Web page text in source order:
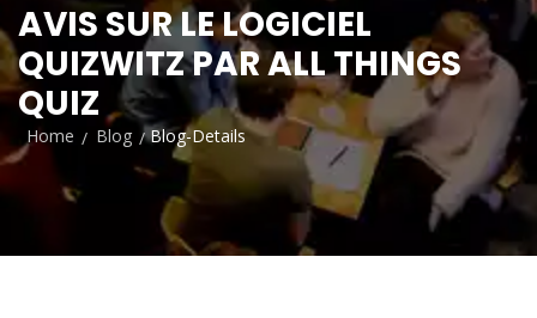
AVIS SUR LE LOGICIEL
QUIZWITZ PAR ALL THINGS
QUIZ
Home Blog Blog-Details